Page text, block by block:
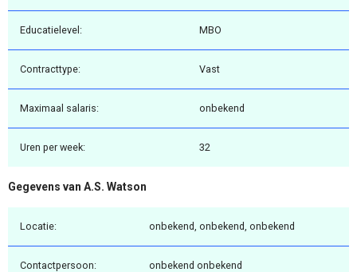
Educatielevel: MBO
Contracttype: Vast
Maximaal salaris: onbekend
Uren per week: 32
Gegevens van A.S. Watson
Locatie: onbekend, onbekend, onbekend
Contactpersoon: onbekend onbekend